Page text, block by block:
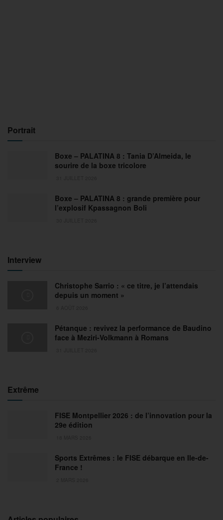
Portrait
Boxe – PALATINA 8 : Tania D’Almeida, le
sourire de la boxe tricolore
Boxe – PALATINA 8 : grande première pour
l’explosif Kpassagnon Boli
Interview
Christophe Sarrio : « ce titre, je l’attendais
depuis un moment »
Pétanque : revivez la performance de Baudino
face à Meziri-Volkmann à Romans
Extrême
FISE Montpellier 2026 : de l’innovation pour la
29e édition
Sports Extrêmes : le FISE débarque en Ile-de-
France !